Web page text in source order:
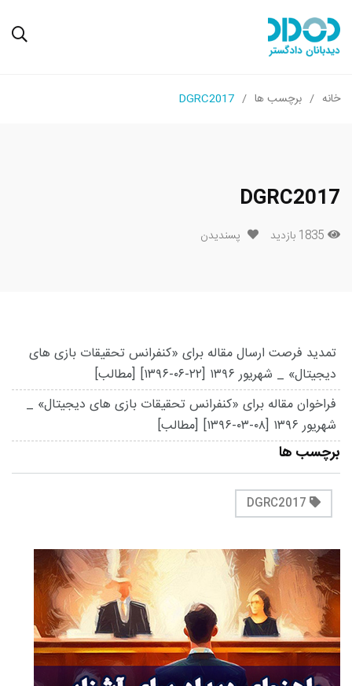
خانه برچسب ها DGRC2017
DGRC2017
1835 بازدید پسندیدن
تمدید فرصت ارسال مقاله برای «کنفرانس تحقیقات بازی های
دیجیتال» _ شهریور ۱۳۹۶
[۱۳۹۶-۰۶-۲۲] [مطالب]
فراخوان مقاله برای «کنفرانس تحقیقات بازی های دیجیتال» _
شهریور ۱۳۹۶
[۱۳۹۶-۰۳-۰۸] [مطالب]
برچسب ها